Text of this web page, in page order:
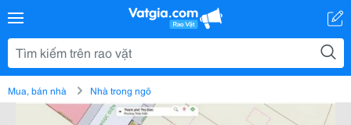
Mua, bán nhà Nhà trong ngõ